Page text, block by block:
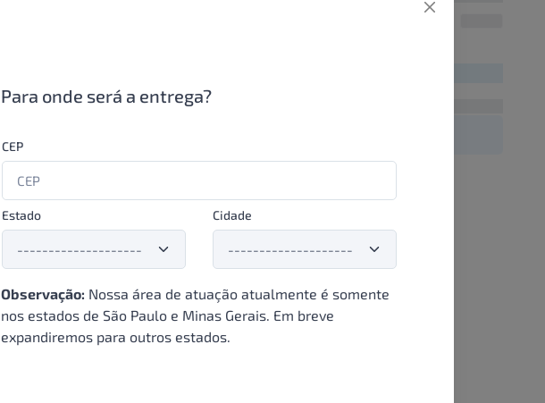
Para onde será a entrega?
CEP
Estado Cidade
Observação: Nossa área de atuação atualmente é somente
nos estados de São Paulo e Minas Gerais. Em breve
expandiremos para outros estados.